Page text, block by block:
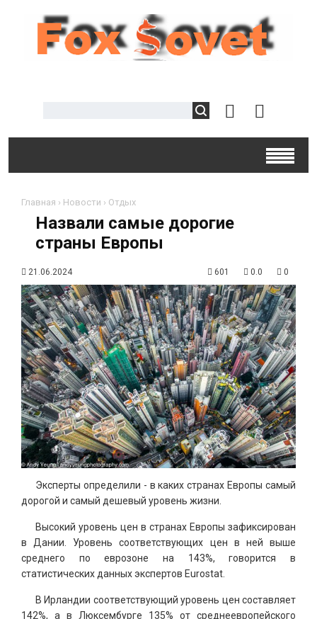
Главная › Новости › Отдых
Назвали самые дорогие
страны Европы
21.06.2024 601 0.0 0
Эксперты определили - в каких странах Европы самый
дорогой и самый дешевый уровень жизни.
Высокий уровень цен в странах Европы зафиксирован
в Дании. Уровень соответствующих цен в ней выше
среднего по еврозоне на 143%, говорится в
статистических данных экспертов Eurostat.
В Ирландии соответствующий уровень цен составляет
142%, а в Люксембурге 135% от среднеевропейского